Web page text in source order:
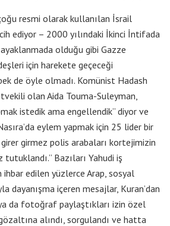
resmi olarak kullanılan İsrail
ediyor – 2000 yılındaki İkinci İntifada
olduğu gibi Gazze
için harekete geçeceği
de öyle olmadı. Komünist Hadash
olan Aida Touma-Suleyman,
istedik ama engellendik” diyor ve
eylem yapmak için 25 lider bir
girmez polis arabaları kortejimizin
Bazıları Yahudi iş
ihbar edilen yüzlerce Arap, sosyal
dayanışma içeren mesajlar, Kuran’dan
ya da fotoğraf paylaştıkları izin özel
alındı, sorgulandı ve hatta